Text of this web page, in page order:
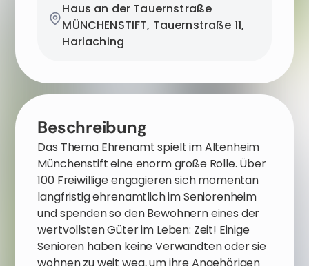
Haus an der Tauernstraße
MÜNCHENSTIFT, Tauernstraße 11,
Harlaching
Beschreibung
Das Thema Ehrenamt spielt im Altenheim
Münchenstift eine enorm große Rolle. Über
100 Freiwillige engagieren sich momentan
langfristig ehrenamtlich im Seniorenheim
und spenden so den Bewohnern eines der
wertvollsten Güter im Leben: Zeit! Einige
Senioren haben keine Verwandten oder sie